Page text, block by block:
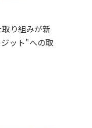
り組みが新
ット"への取